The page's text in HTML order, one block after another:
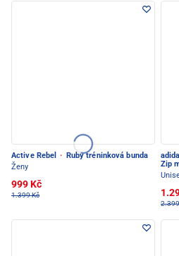
Active Rebel ·
Ruby tréninková bunda
Ženy
999 Kč
1.399 Kč
Zip